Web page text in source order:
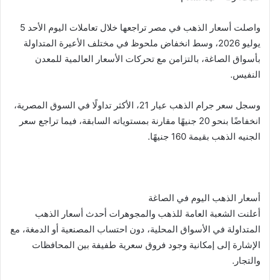
o
o
k
p
p
g
er
k
واصلت أسعار الذهب في مصر تراجعها خلال تعاملات اليوم الأحد 5
يوليو 2026، وسط انخفاض ملحوظ في مختلف الأعيرة المتداولة
بأسواق الصاغة، بالتزامن مع تحركات الأسعار العالمية للمعدن
النفيس.
وسجل سعر جرام الذهب عيار 21، الأكثر تداولًا في السوق المصرية،
انخفاضًا بنحو 20 جنيهًا مقارنة بمستوياته السابقة، فيما تراجع سعر
الجنيه الذهب بقيمة 160 جنيهًا.
أسعار الذهب اليوم في الصاغة
أعلنت الشعبة العامة للذهب والمجوهرات أحدث أسعار الذهب
المتداولة في الأسواق المحلية، دون احتساب المصنعية أو الدمغة، مع
الإشارة إلى إمكانية وجود فروق سعرية طفيفة بين المحافظات
والتجار.